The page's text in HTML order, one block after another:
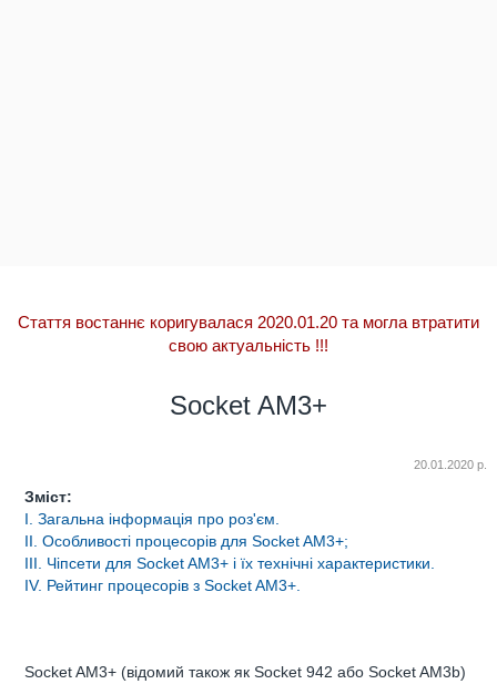
Стаття востаннє коригувалася 2020.01.20 та могла втратити
свою актуальність !!!
Socket AM3+
20.01.2020 р.
Зміст:
I. Загальна інформація про роз'єм.
II. Особливості процесорів для Socket AM3+;
III. Чіпсети для Socket AM3+ і їх технічні характеристики.
IV. Рейтинг процесорів з Socket AM3+.
Socket AM3+ (відомий також як Socket 942 або Socket AM3b)